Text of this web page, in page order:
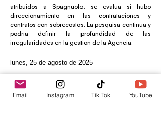
atribuidos a Spagnuolo, se evalúa si hubo
direccionamiento en las contrataciones y
contratos con sobrecostos. La pesquisa continúa y
podría definir la profundidad de las
irregularidades en la gestión de la Agencia.
lunes, 25 de agosto de 2025
Previa
Email Instagram Tik Tok YouTube